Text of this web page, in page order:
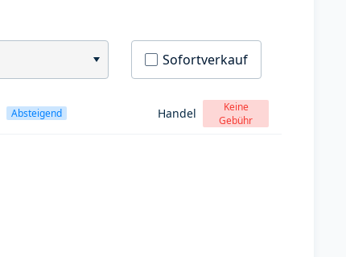
Sofortverkauf
Absteigend Handel
Keine
Gebühr